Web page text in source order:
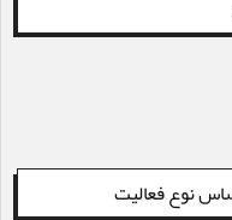
نوع فعالیت